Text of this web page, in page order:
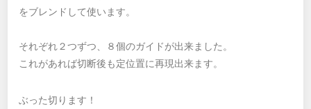
をブレンドして使います。
それぞれ２つずつ、８個のガイドが出来ました。
これがあれば切断後も定位置に再現出来ます。
ぶった切ります！